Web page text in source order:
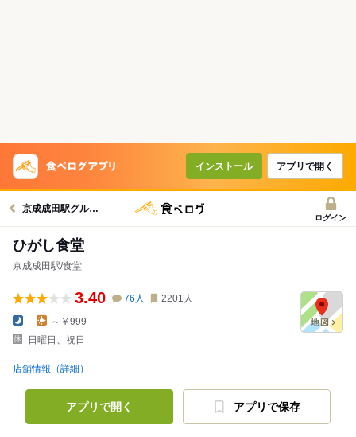
インストール アプリで開く
京成成田駅グルメへ
ログイン
ひがし食堂
京成成田駅/食堂
3.40 76 人 2201 人
-
～￥999
日曜日、祝日
店舗情報（詳細）
アプリで開く アプリで保存